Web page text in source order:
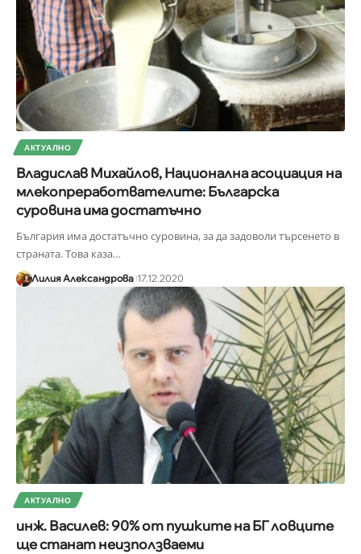
АКТУАЛНО
Владислав Михайлов, Национална асоциация на
млекопреработвателите: Българска
суровина има достатъчно
България има достатъчно суровина, за да задоволи търсенето в
страната. Това каза…
Лилия Александрова 17.12.2020
АКТУАЛНО
инж. Василев: 90% от пушките на БГ ловците
ще станат неизползваеми